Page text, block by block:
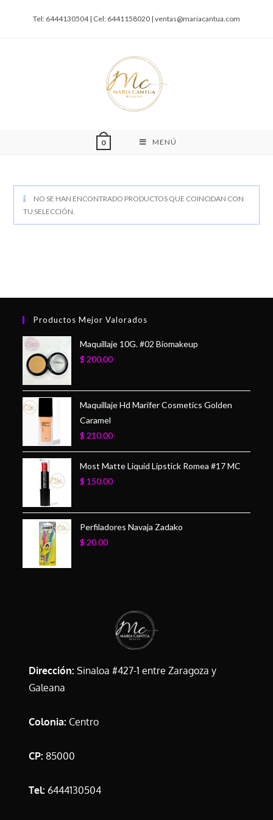
Tel: 6444130504 | Cel: 6441158020 | ventas@mariacantua.com
0 MENÚ
NO SE HAN ENCONTRADO PRODUCTOS QUE COINCIDAN CON
TU SELECCIÓN.
Productos Mejor Valorados
Maquillaje 10G. #02 Biomakeup
$ 200.00
Maquillaje Hd Marifer Cosmetics Golden
Caramel
$ 210.00
Most Matte Liquid Lipstick Romea #17 MC
$ 150.00
Perfiladores Navaja Zadako
$ 20.00
Dirección: Sinaloa #427-1 entre Zaragoza y
Galeana
Colonia: Centro
CP: 85000
Tel: 6444130504